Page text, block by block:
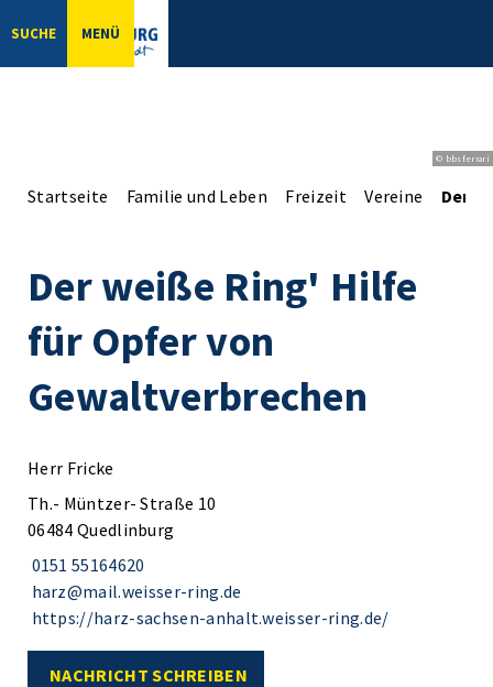
SUCHE MENÜ
© bbsferrari
Startseite Familie und Leben Freizeit Vereine Der
Der weiße Ring' Hilfe
für Opfer von
Gewaltverbrechen
Herr Fricke
Th.- Müntzer- Straße 10
06484 Quedlinburg
0151 55164620
harz@mail.weisser-ring.de
https://harz-sachsen-anhalt.weisser-ring.de/
NACHRICHT SCHREIBEN